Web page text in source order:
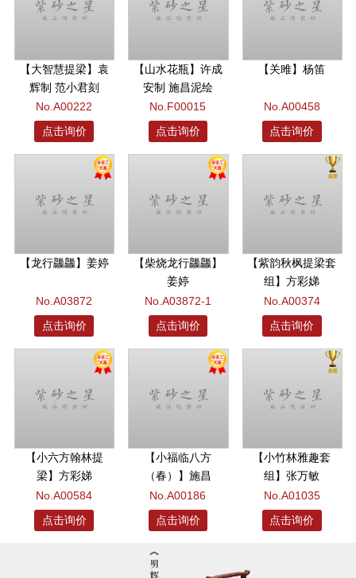
【大智慧提梁】袁
辉制 范小君刻
No.A00222
点击询价
【山水花瓶】许成
安制 施昌泥绘
No.F00015
点击询价
【关雎】杨笛
No.A00458
点击询价
【龙行龘龘】姜婷
No.A03872
点击询价
【柴烧龙行龘龘】
姜婷
No.A03872-1
点击询价
【紫韵秋枫提梁套
组】方彩娣
No.A00374
点击询价
【小六方翰林提
梁】方彩娣
No.A00584
点击询价
【小福临八方
（春）】施昌
No.A00186
点击询价
【小竹林雅趣套
组】张万敏
No.A01035
点击询价